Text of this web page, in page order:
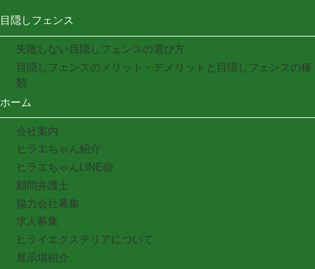
目隠しフェンス
失敗しない目隠しフェンスの選び方
目隠しフェンスのメリット・デメリットと目隠しフェンスの種
類
ホーム
会社案内
ヒラエちゃん紹介
ヒラエちゃんLINE@
顧問弁護士
協力会社募集
求人募集
ヒライエクステリアについて
展示場紹介